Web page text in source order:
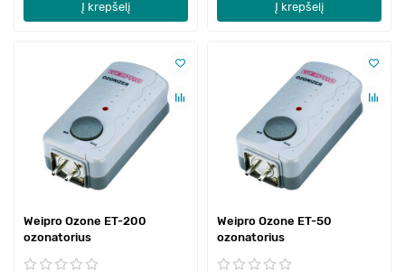
Į krepšelį Į krepšelį
Weipro Ozone ET-200
ozonatorius
Weipro Ozone ET-50
ozonatorius